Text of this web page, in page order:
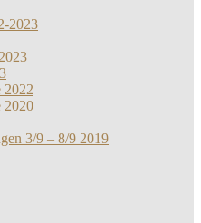
2023
2022
2020
3/9 – 8/9 2019